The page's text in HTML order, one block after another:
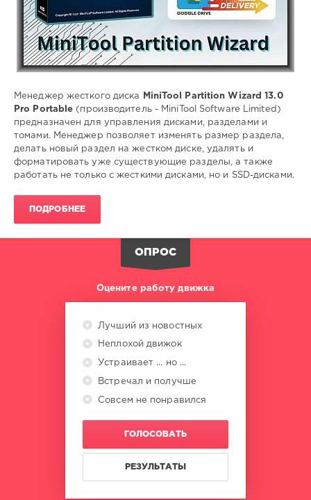
управление
разделами,
управление
томами
Менеджер жесткого диска
MiniTool Partition Wizard 13.0
Pro Portable (производитель - MiniTool Software Limited)
предназначен для управления дисками, разделами и
томами. Менеджер позволяет изменять размер раздела,
делать новый раздел на жестком диске, удалять и
форматировать уже существующие разделы, а также
работать не только с жесткими дисками, но и SSD-дисками.
ПОДРОБНЕЕ
ОПРОС
Оцените работу движка
Лучший из новостных
Неплохой движок
Устраивает ... но ...
Встречал и получше
Совсем не понравился
ГОЛОСОВАТЬ
РЕЗУЛЬТАТЫ